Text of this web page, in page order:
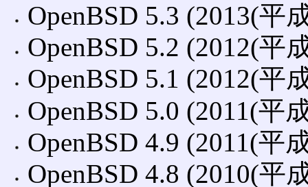
OpenBSD 5.3 (2013(平
OpenBSD 5.2 (2012(平
OpenBSD 5.1 (2012(平
OpenBSD 5.0 (2011(平
OpenBSD 4.9 (2011(平
OpenBSD 4.8 (2010(平